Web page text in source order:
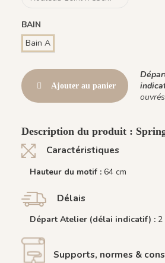
BAIN
Bain A
Ajouter au panier
ouvrés
Description du produit :
Caractéristiques
Hauteur du motif : 64 cm
Délais
Départ Atelier (délai indicatif) : 2
Supports, normes &